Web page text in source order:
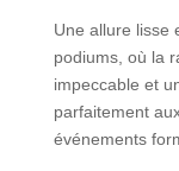
Une allure lisse
podiums, où la
impeccable et
parfaitement
événements